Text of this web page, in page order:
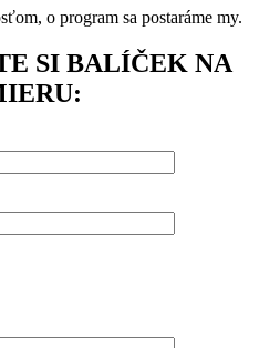
o program sa postaráme my.
SI BALÍČEK NA